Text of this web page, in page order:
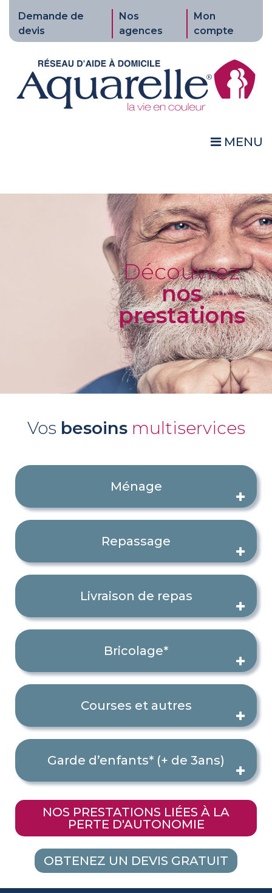
Demande de
devis
Nos
agences
Mon
compte
MENU
Découvrez
nos
prestations
Vos besoins multiservices
Ménage
Repassage
Livraison de repas
Bricolage*
Courses et autres
Garde d’enfants* (+ de 3ans)
NOS PRESTATIONS LIÉES À LA
PERTE D'AUTONOMIE
OBTENEZ UN DEVIS GRATUIT